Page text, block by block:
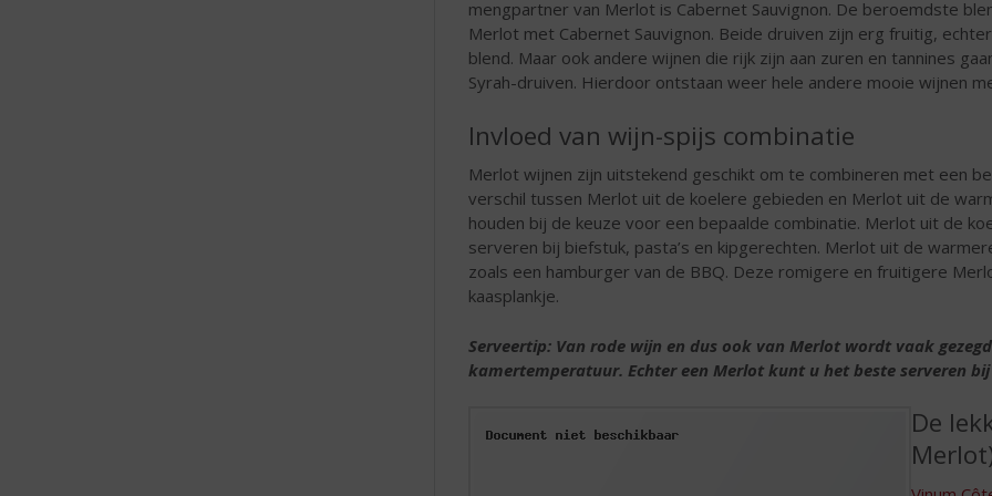
mengpartner van Merlot is Cabernet Sauvignon. De beroemdste
Merlot met Cabernet Sauvignon. Beide druiven zijn erg fruitig,
blend. Maar ook andere wijnen die rijk zijn aan zuren en tannines
Syrah-druiven. Hierdoor ontstaan weer hele andere mooie wijnen
Invloed van wijn-spijs combinatie
Merlot wijnen zijn uitstekend geschikt om te combineren met een
verschil tussen Merlot uit de koelere gebieden en Merlot uit de
houden bij de keuze voor een bepaalde combinatie. Merlot uit de
serveren bij biefstuk, pasta’s en kipgerechten. Merlot uit de
zoals een hamburger van de BBQ. Deze romigere en fruitigere
kaasplankje.
Serveertip: Van rode wijn en dus ook van Merlot wordt vaak
kamertemperatuur. Echter een Merlot kunt u het beste serveren
De